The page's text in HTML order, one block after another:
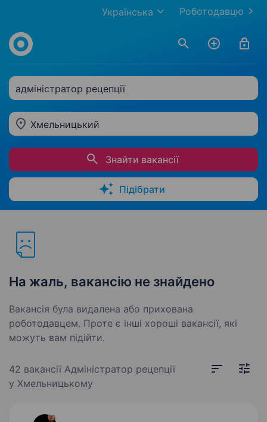
Роботодавцю
Українська
адміністратор рецепції
Хмельницький
Знайти вакансії
Підібрати
На жаль, вакансію не знайдено
Вакансія була видалена або прихована
роботодавцем. Проте є інші хороші вакансії, які
можуть вам підійти.
42 вакансії Адміністратор рецепції
у Хмельницькому